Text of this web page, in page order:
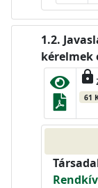
kérelmek
lock
61